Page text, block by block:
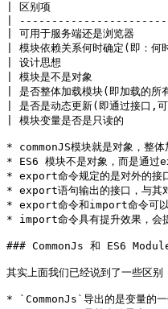
| 区别项
|
| 可用于服务端还是
| 模块依赖关系何时
| 设计思想
| 模块是不是对象
| 是否整体加载模
| 是否是动态更新(即通过
| 模块变量是否是只读的
* commonJS模块就是对象，整体
* ES6 模块不是对象，而是通过
* export命令规定的是对外的接
* export语句输出的接口，与其
* export命令和import命令可以出
* import命令具有提升效果，会提
### CommonJs 和 ES6
其实上面我们已经说到了一些区别
* `CommonJs`导出的是变量的